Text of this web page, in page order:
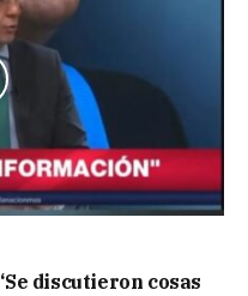
discutieron cosas